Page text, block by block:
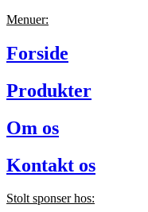
Menuer:
Forside
Produkter
Om os
Kontakt os
Stolt sponser hos: